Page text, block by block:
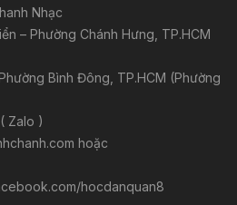
Nhạc
– Phường Chánh Hưng, TP.HCM
Bình Đông, TP.HCM (Phường
Zalo )
hoặc
hocdanquan8